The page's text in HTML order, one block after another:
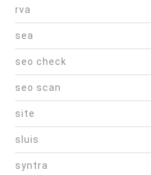
rva
sea
seo check
seo scan
site
sluis
syntra